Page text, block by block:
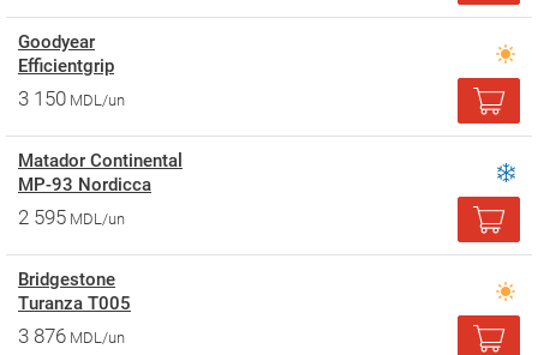
Goodyear
Efficientgrip
3 150 MDL/un
Matador Continental
MP-93 Nordicca
2 595 MDL/un
Bridgestone
Turanza T005
3 876 MDL/un